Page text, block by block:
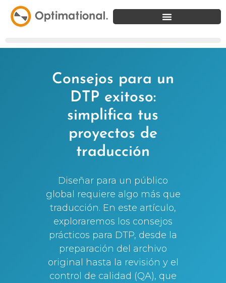
Consejos para un
DTP exitoso:
simplifica tus
proyectos de
traducción
Diseñar para un público
global requiere algo más que
traducción. En este artículo,
exploraremos los consejos
prácticos para DTP, desde la
preparación del archivo
original hasta la revisión y el
control de calidad (QA), que